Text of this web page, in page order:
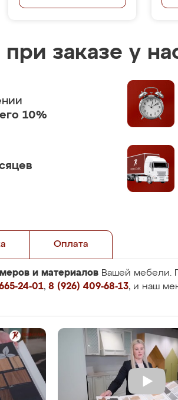
заказе у
10%
Оплата
и материалов Вашей мебели.
24-01, 8 (926) 409-68-13, и наш